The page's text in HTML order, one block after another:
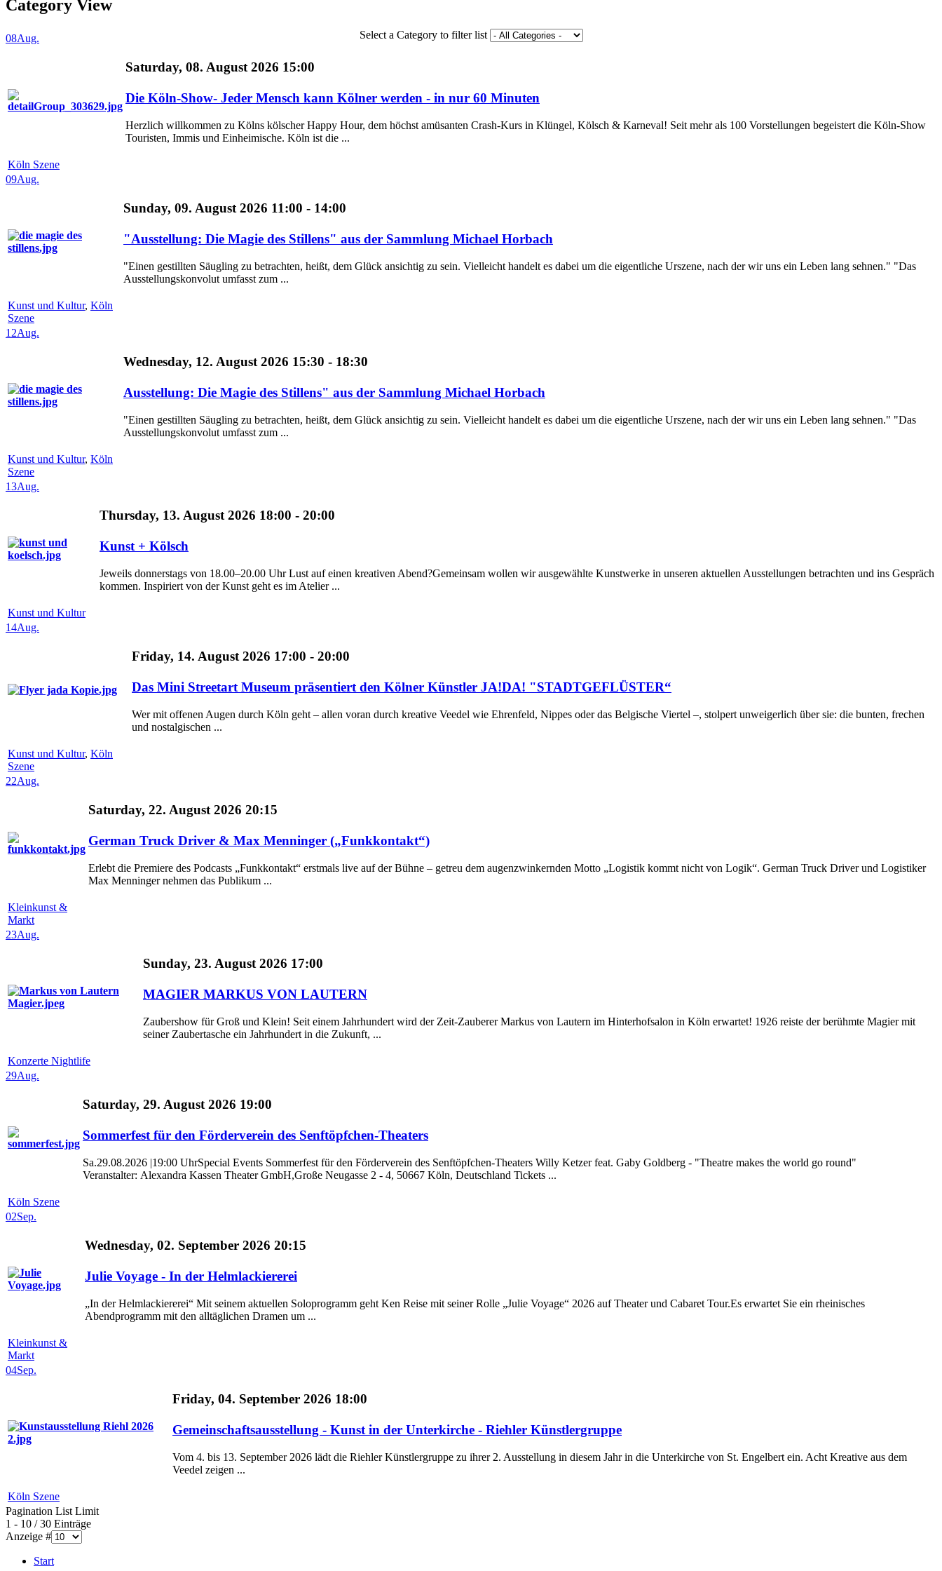
Category View
Select a Category to filter list
08Aug.
Saturday, 08. August 2026 15:00
Die Köln-Show- Jeder Mensch kann Kölner werden - in nur 60 Minuten
Herzlich willkommen zu Kölns kölscher Happy Hour, dem höchst amüsanten Crash-Kurs in Klüngel, Kölsch & Karneval! Seit mehr als 100 Vorstellungen begeistert die Köln-Show
Touristen, Immis und Einheimische. Köln ist die ...
Köln Szene
09Aug.
Sunday, 09. August 2026 11:00 - 14:00
"Ausstellung: Die Magie des Stillens" aus der Sammlung Michael Horbach
"Einen gestillten Säugling zu betrachten, heißt, dem Glück ansichtig zu sein. Vielleicht handelt es dabei um die eigentliche Urszene, nach der wir uns ein Leben lang sehnen." "Das
Ausstellungskonvolut umfasst zum ...
Kunst und Kultur, Köln
Szene
12Aug.
Wednesday, 12. August 2026 15:30 - 18:30
Ausstellung: Die Magie des Stillens" aus der Sammlung Michael Horbach
"Einen gestillten Säugling zu betrachten, heißt, dem Glück ansichtig zu sein. Vielleicht handelt es dabei um die eigentliche Urszene, nach der wir uns ein Leben lang sehnen." "Das
Ausstellungskonvolut umfasst zum ...
Kunst und Kultur, Köln
Szene
13Aug.
Thursday, 13. August 2026 18:00 - 20:00
Kunst + Kölsch
Jeweils donnerstags von 18.00–20.00 Uhr Lust auf einen kreativen Abend?Gemeinsam wollen wir ausgewählte Kunstwerke in unseren aktuellen Ausstellungen betrachten und ins Gespräch
kommen. Inspiriert von der Kunst geht es im Atelier ...
Kunst und Kultur
14Aug.
Friday, 14. August 2026 17:00 - 20:00
Das Mini Streetart Museum präsentiert den Kölner Künstler JA!DA! "STADTGEFLÜSTER“
Wer mit offenen Augen durch Köln geht – allen voran durch kreative Veedel wie Ehrenfeld, Nippes oder das Belgische Viertel –, stolpert unweigerlich über sie: die bunten, frechen
und nostalgischen ...
Kunst und Kultur, Köln
Szene
22Aug.
Saturday, 22. August 2026 20:15
German Truck Driver & Max Menninger („Funkkontakt“)
Erlebt die Premiere des Podcasts „Funkkontakt“ erstmals live auf der Bühne – getreu dem augenzwinkernden Motto „Logistik kommt nicht von Logik“. German Truck Driver und Logistiker
Max Menninger nehmen das Publikum ...
Kleinkunst &
Markt
23Aug.
Sunday, 23. August 2026 17:00
MAGIER MARKUS VON LAUTERN
Zaubershow für Groß und Klein! Seit einem Jahrhundert wird der Zeit-Zauberer Markus von Lautern im Hinterhofsalon in Köln erwartet! 1926 reiste der berühmte Magier mit
seiner Zaubertasche ein Jahrhundert in die Zukunft, ...
Konzerte Nightlife
29Aug.
Saturday, 29. August 2026 19:00
Sommerfest für den Förderverein des Senftöpfchen-Theaters
Sa.29.08.2026 |19:00 UhrSpecial Events Sommerfest für den Förderverein des Senftöpfchen-Theaters Willy Ketzer feat. Gaby Goldberg - "Theatre makes the world go round"
Veranstalter: Alexandra Kassen Theater GmbH,Große Neugasse 2 - 4, 50667 Köln, Deutschland Tickets ...
Köln Szene
02Sep.
Wednesday, 02. September 2026 20:15
Julie Voyage - In der Helmlackiererei
„In der Helmlackiererei“ Mit seinem aktuellen Soloprogramm geht Ken Reise mit seiner Rolle „Julie Voyage“ 2026 auf Theater und Cabaret Tour.Es erwartet Sie ein rheinisches
Abendprogramm mit den alltäglichen Dramen um ...
Kleinkunst &
Markt
04Sep.
Friday, 04. September 2026 18:00
Gemeinschaftsausstellung - Kunst in der Unterkirche - Riehler Künstlergruppe
Vom 4. bis 13. September 2026 lädt die Riehler Künstlergruppe zu ihrer 2. Ausstellung in diesem Jahr in die Unterkirche von St. Engelbert ein. Acht Kreative aus dem
Veedel zeigen ...
Köln Szene
Pagination List Limit
1 - 10 / 30 Einträge
Anzeige #
Start